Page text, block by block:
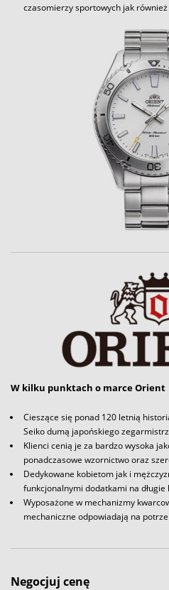
czasomierzy sportowych jak
W kilku punktach o marce Orient
Cieszące się ponad 120 letnią
Seiko dumą japońskiego
Klienci cenią je za bardzo wysoka
ponadczasowe wzornictwo oraz
Dedykowane kobietom jak i
funkcjonalnymi dodatkami na długie
Wyposażone w mechanizmy
mechaniczne odpowiadają na
Negocjuj cenę